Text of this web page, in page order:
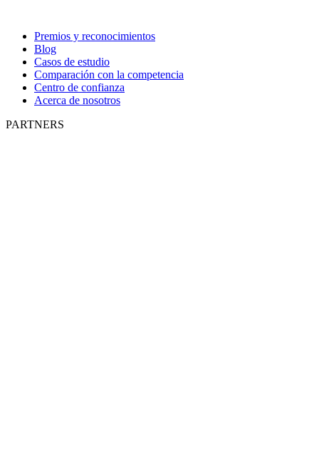
Premios y reconocimientos
Blog
Casos de estudio
Comparación con la competencia
Centro de confianza
Acerca de nosotros
PARTNERS